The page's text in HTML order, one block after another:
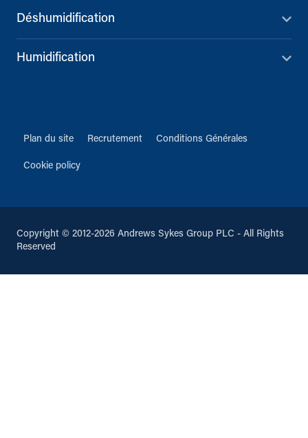
Déshumidification
Humidification
Plan du site Recrutement Conditions Générales
Cookie policy
Copyright © 2012-2026 Andrews Sykes Group PLC - All Rights
Reserved